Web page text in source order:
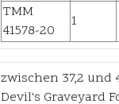
TMM
41578-20
1
zwischen 37,2 und
Devil's Graveyard